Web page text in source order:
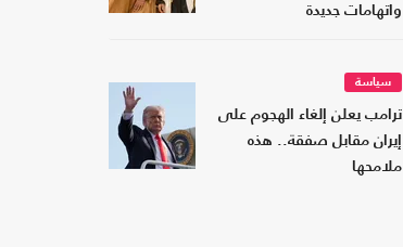
واتهامات جديدة
سياسة
ترامب يعلن إلغاء الهجوم على
إيران مقابل صفقة.. هذه
ملامحها